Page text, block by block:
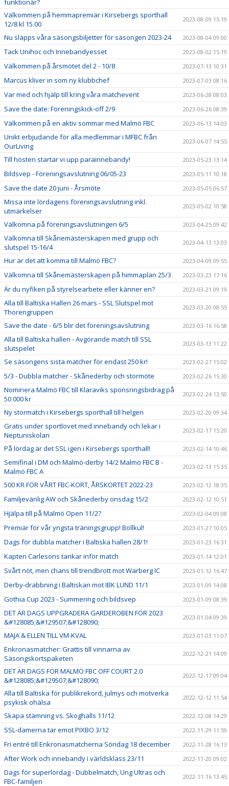
funktionär?
Välkommen på hemmapremiär i Kirsebergs sporthall
12/8 kl 15.00
2023-08-09 15:19
Nu släpps våra säsongsbiljetter för säsongen 2023-24 2023-08-04 09:00
Tack Unihoc och Innebandyesset 2023-08-02 15:19
Välkommen på årsmötet del 2 - 10/8 2023-07-13 10:31
Marcus kliver in som ny klubbchef 2023-07-03 08:16
Var med och hjälp till kring våra matchevent 2023-06-28 08:03
Save the date: Föreningskick-off 2/9 2023-06-26 08:39
Välkommen på en aktiv sommar med Malmö FBC 2023-06-13 14:03
Unikt erbjudande för alla medlemmar i MFBC från
OurLiving
2023-06-07 14:55
Till hösten startar vi upp parainnebandy! 2023-05-23 13:14
Bildsvep - Föreningsavslutning 06/05-23 2023-05-11 10:18
Save the date 20 juni - Årsmöte 2023-05-05 06:57
Missa inte lördagens föreningsavslutning inkl.
utmärkelser
2023-05-02 10:58
Välkomna på föreningsavslutningen 6/5 2023-04-25 09:42
Välkomna till Skånemästerskapen med grupp och
slutspel 15-16/4
2023-04-13 13:03
Hur är det att komma till Malmö FBC? 2023-04-09 09:55
Välkomna till Skånemästerskapen på himmaplan 25/3 2023-03-23 17:16
Är du nyfiken på styrelsearbete eller känner en? 2023-03-21 09:19
Alla till Baltiska Hallen 26 mars - SSL Slutspel mot
Thorengruppen
2023-03-20 08:55
Save the date - 6/5 blir det föreningsavslutning 2023-03-16 16:58
Alla till Baltiska hallen - Avgörande match till SSL
slutspelet
2023-03-13 11:22
Se säsongens sista matcher för endast 250 kr! 2023-02-27 15:02
5/3 - Dubbla matcher - Skånederby och stormöte 2023-02-26 15:30
Nominera Malmö FBC till Klaraviks sponsringsbidrag på
50 000 kr
2023-02-24 13:50
Ny stormatch i Kirsebergs sporthall till helgen 2023-02-20 09:34
Gratis under sportlovet med innebandy och lekar i
Neptuniskolan
2023-02-17 15:20
På lördag är det SSL igen i Kirsebergs sporthall! 2023-02-14 10:46
Semifinal i DM och Malmö-derby 14/2 Malmö FBC B -
Malmö FBC A
2023-02-13 15:35
500 KR FÖR VÅRT FBC-KORT, ÅRSKORTET 2022-23 2023-02-12 18:35
Familjevänlig AW och Skånederby onsdag 15/2 2023-02-12 10:51
Hjälpa till på Malmö Open 11/2? 2023-02-04 09:08
Premiär för vår yngsta träningsgrupp! Bollkul! 2023-01-27 10:05
Dags för dubbla matcher i Baltiska hallen 28/1! 2023-01-23 16:31
Kapten Carlesons tankar inför match 2023-01-14 12:01
Svårt nöt, men chans till trendbrott mot Warberg IC 2023-01-12 16:47
Derby-drabbning i Baltiskan mot IBK LUND 11/1 2023-01-09 14:08
Gothia Cup 2023 - Summering och bildsvep 2023-01-09 08:39
DET ÄR DAGS UPPGRADERA GARDEROBEN FÖR 2023
&#128085;&#129507;&#128090;
2023-01-04 09:39
MAJA & ELLEN TILL VM-KVAL 2023-01-03 11:07
Enkronasmatcher: Grattis till vinnarna av
Säsongskortspaketen
2022-12-21 14:09
DET ÄR DAGS FÖR MALMÖ FBC OFF COURT 2.0
&#128085;&#129507;&#128090;
2022-12-17 09:04
Alla till Baltiska för publikrekord, julmys och motverka
psykisk ohälsa
2022-12-12 11:54
Skapa stämning vs. Skoghalls 11/12 2022-12-08 14:29
SSL-damerna tar emot PIXBO 3/12 2022-11-29 11:59
Fri entré till Enkronasmatcherna Söndag 18 december 2022-11-28 16:13
After Work och innebandy i världsklass 23/11 2022-11-20 09:02
Dags för superlördag - Dubbelmatch, Ung Ultras och
FBC-familjen
2022-11-16 13:45